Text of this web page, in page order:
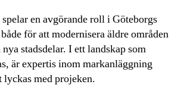
en avgörande roll i Göteborgs
för att modernisera äldre områden
stadsdelar. I ett landskap som
är expertis inom markanläggning
lyckas med projeken.